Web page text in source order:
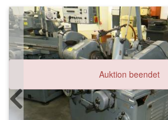
Auktion beendet